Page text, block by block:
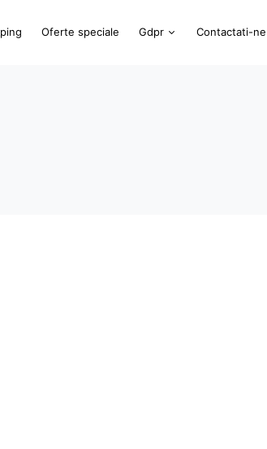
Oferte speciale Gdpr Contactati-ne